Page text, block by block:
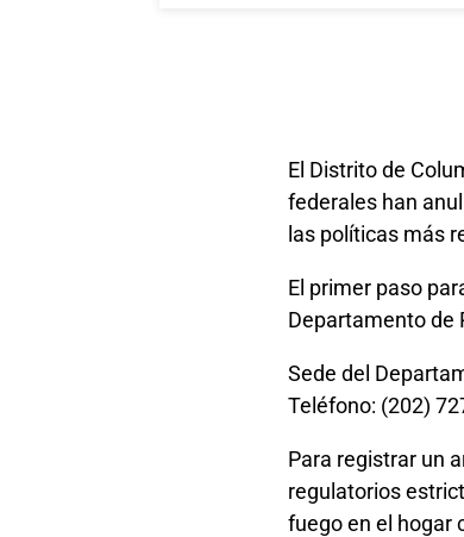
El Distrito de
federales han
las políticas más
El primer paso
Departamento de
Sede del
Teléfono: (202)
Para registrar un
regulatorios
fuego en el hogar